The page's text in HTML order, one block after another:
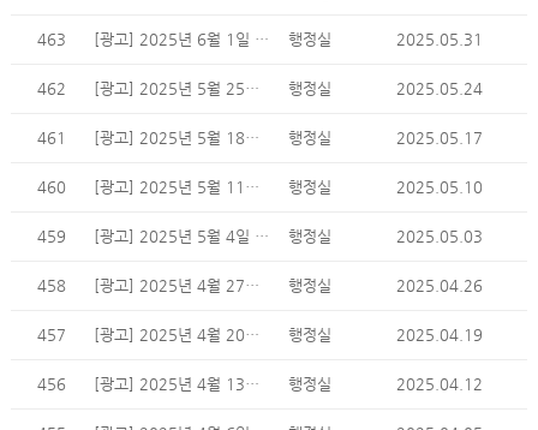
463 [광고] 2025년 6월 1일 주일 광고 행정실 2025.05.31
462 [광고] 2025년 5월 25일 주일 광고 행정실 2025.05.24
461 [광고] 2025년 5월 18일 주일 광고 행정실 2025.05.17
460 [광고] 2025년 5월 11일 주일 광고 행정실 2025.05.10
459 [광고] 2025년 5월 4일 주일 광고 행정실 2025.05.03
458 [광고] 2025년 4월 27일 주일 광고 행정실 2025.04.26
457 [광고] 2025년 4월 20일 주일 광고 행정실 2025.04.19
456 [광고] 2025년 4월 13일 주일 광고 행정실 2025.04.12